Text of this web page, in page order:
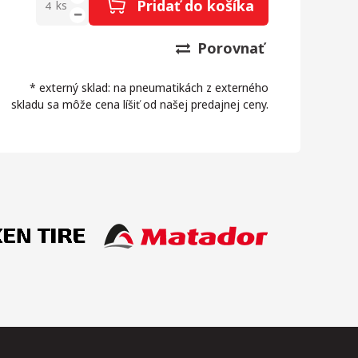
ks Pridať do košíka
Porovnať
* externý sklad: na pneumatikách z externého
skladu sa môže cena líšiť od našej predajnej ceny.